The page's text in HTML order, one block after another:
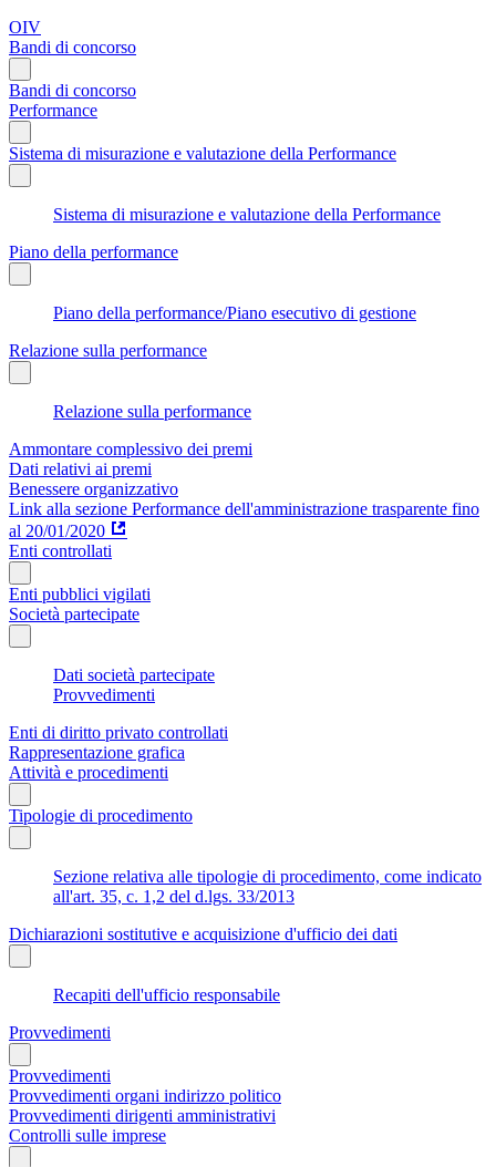
OIV
Bandi di concorso
Bandi di concorso
Performance
Sistema di misurazione e valutazione della Performance
Sistema di misurazione e valutazione della Performance
Piano della performance
Piano della performance/Piano esecutivo di gestione
Relazione sulla performance
Relazione sulla performance
Ammontare complessivo dei premi
Dati relativi ai premi
Benessere organizzativo
Link alla sezione Performance dell'amministrazione trasparente fino
al 20/01/2020
Enti controllati
Enti pubblici vigilati
Società partecipate
Dati società partecipate
Provvedimenti
Enti di diritto privato controllati
Rappresentazione grafica
Attività e procedimenti
Tipologie di procedimento
Sezione relativa alle tipologie di procedimento, come indicato
all'art. 35, c. 1,2 del d.lgs. 33/2013
Dichiarazioni sostitutive e acquisizione d'ufficio dei dati
Recapiti dell'ufficio responsabile
Provvedimenti
Provvedimenti
Provvedimenti organi indirizzo politico
Provvedimenti dirigenti amministrativi
Controlli sulle imprese